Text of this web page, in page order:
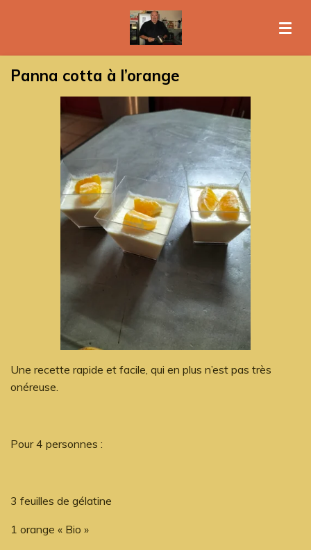
principal
Panna cotta à l’orange
Une recette rapide et facile, qui en plus n’est pas très
onéreuse.
Pour 4 personnes :
3 feuilles de gélatine
1 orange « Bio »